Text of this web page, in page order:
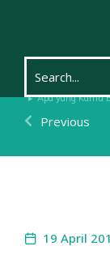
You are here:
Apa yang Kamu
Previous
19 April